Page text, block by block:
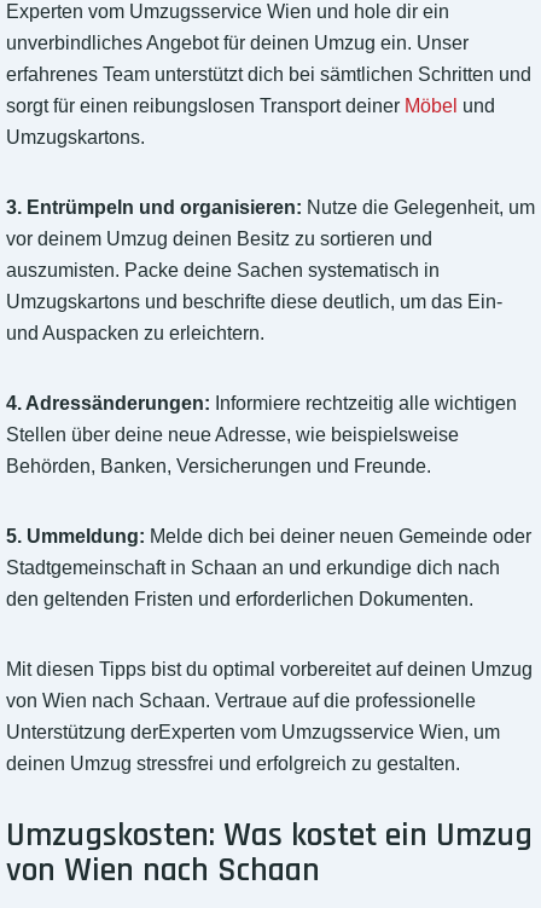
Experten vom Umzugsservice Wien und hole dir ein
unverbindliches Angebot für deinen Umzug ein. Unser
erfahrenes Team unterstützt dich bei sämtlichen Schritten und
sorgt für einen reibungslosen Transport deiner Möbel und
Umzugskartons.
3. Entrümpeln und organisieren: Nutze die Gelegenheit, um
vor deinem Umzug deinen Besitz zu sortieren und
auszumisten. Packe deine Sachen systematisch in
Umzugskartons und beschrifte diese deutlich, um das Ein-
und Auspacken zu erleichtern.
4. Adressänderungen: Informiere rechtzeitig alle wichtigen
Stellen über deine neue Adresse, wie beispielsweise
Behörden, Banken, Versicherungen und Freunde.
5. Ummeldung: Melde dich bei deiner neuen Gemeinde oder
Stadtgemeinschaft in Schaan an und erkundige dich nach
den geltenden Fristen und erforderlichen Dokumenten.
Mit diesen Tipps bist du optimal vorbereitet auf deinen Umzug
von Wien nach Schaan. Vertraue auf die professionelle
Unterstützung derExperten vom Umzugsservice Wien, um
deinen Umzug stressfrei und erfolgreich zu gestalten.
Umzugskosten: Was kostet ein Umzug
von Wien nach Schaan